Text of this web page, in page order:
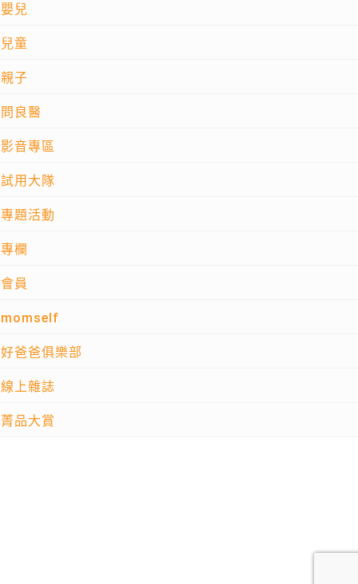
嬰兒
兒童
親子
問良醫
影音專區
試用大隊
專題活動
專欄
會員
momself
好爸爸俱樂部
線上雜誌
菁品大賞